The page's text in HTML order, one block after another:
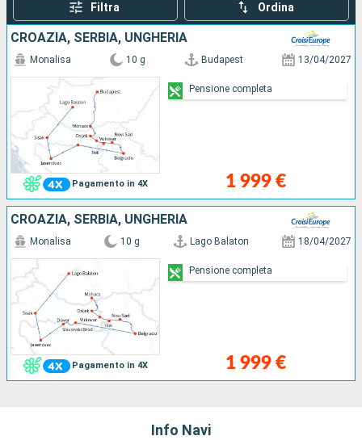
Filtra Ordina
CROAZIA, SERBIA, UNGHERIA
Pagamento in 4X
Monalisa 10 g Budapest 13/04/2027
1 999 €
Pensione completa
CROAZIA, SERBIA, UNGHERIA
Pagamento in 4X
Monalisa 10 g Lago Balaton 18/04/2027
1 999 €
Pensione completa
Info Navi